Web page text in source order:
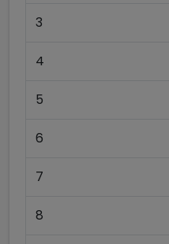
3
4
5
6
7
8